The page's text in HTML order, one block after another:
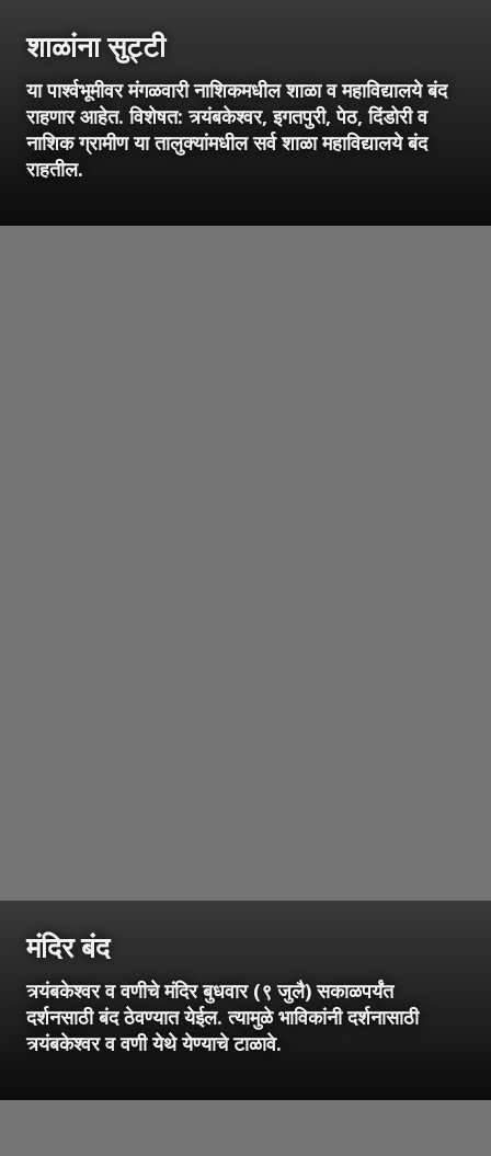
शाळांना सुट्टी
या पार्श्वभूमीवर मंगळवारी नाशिकमधील शाळा व महाविद्यालये बंद
राहणार आहेत. विशेषत: त्र्यंबकेश्वर, इगतपुरी, पेठ, दिंडोरी व
नाशिक ग्रामीण या तालुक्यांमधील सर्व शाळा महाविद्यालये बंद
राहतील.
मंदिर बंद
त्र्यंबकेश्वर व वणीचे मंदिर बुधवार (९ जुलै) सकाळपर्यंत
दर्शनसाठी बंद ठेवण्यात येईल. त्यामुळे भाविकांनी दर्शनासाठी
त्र्यंबकेश्वर व वणी येथे येण्याचे टाळावे.